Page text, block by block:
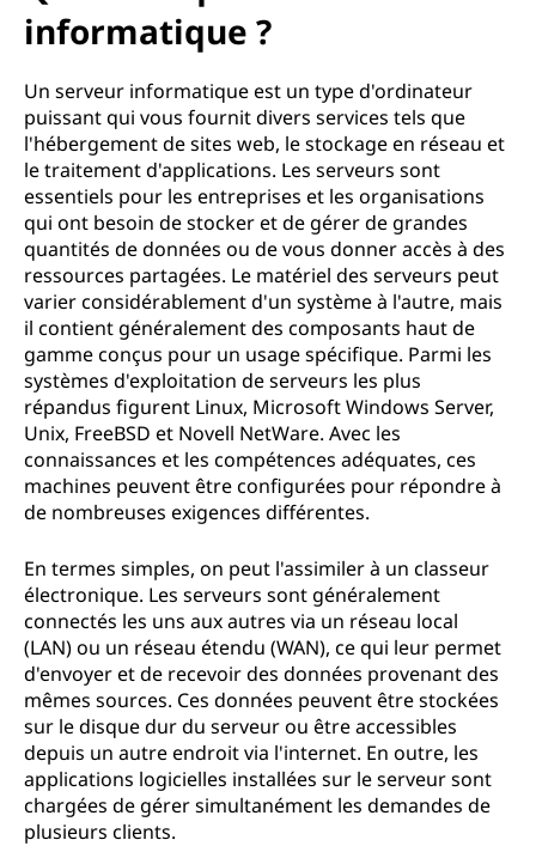
informatique ?
Un serveur informatique est un type d'ordinateur
puissant qui vous fournit divers services tels que
l'hébergement de sites web, le stockage en réseau et
le traitement d'applications. Les serveurs sont
essentiels pour les entreprises et les organisations
qui ont besoin de stocker et de gérer de grandes
quantités de données ou de vous donner accès à des
ressources partagées. Le matériel des serveurs peut
varier considérablement d'un système à l'autre, mais
il contient généralement des composants haut de
gamme conçus pour un usage spécifique. Parmi les
systèmes d'exploitation de serveurs les plus
répandus figurent Linux, Microsoft Windows Server,
Unix, FreeBSD et Novell NetWare. Avec les
connaissances et les compétences adéquates, ces
machines peuvent être configurées pour répondre à
de nombreuses exigences différentes.
En termes simples, on peut l'assimiler à un classeur
électronique. Les serveurs sont généralement
connectés les uns aux autres via un réseau local
(LAN) ou un réseau étendu (WAN), ce qui leur permet
d'envoyer et de recevoir des données provenant des
mêmes sources. Ces données peuvent être stockées
sur le disque dur du serveur ou être accessibles
depuis un autre endroit via l'internet. En outre, les
applications logicielles installées sur le serveur sont
chargées de gérer simultanément les demandes de
plusieurs clients.